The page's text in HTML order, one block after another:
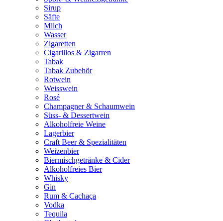
Sirup
Säfte
Milch
Wasser
Zigaretten
Cigarillos & Zigarren
Tabak
Tabak Zubehör
Rotwein
Weisswein
Rosé
Champagner & Schaumwein
Süss- & Dessertwein
Alkoholfreie Weine
Lagerbier
Craft Beer & Spezialitäten
Weizenbier
Biermischgetränke & Cider
Alkoholfreies Bier
Whisky
Gin
Rum & Cachaça
Vodka
Tequila